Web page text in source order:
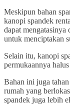
Meskipun bahan
kanopi spandek
dapat
untuk menciptakan
Selain itu, kanopi
permukaannya
Bahan ini juga
rumah yang
spandek juga lebih